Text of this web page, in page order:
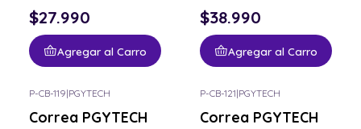
$27.990
Agregar al Carro
$38.990
Agregar al Carro
P-CB-119|PGYTECH
Correa PGYTECH
P-CB-121|PGYTECH
Correa PGYTECH